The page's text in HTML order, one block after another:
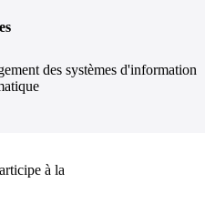
des systèmes d'information
à la